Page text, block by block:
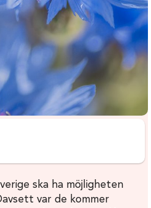
ska ha möjligheten
var de kommer